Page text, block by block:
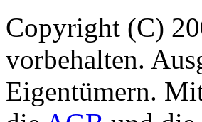
Copyright (C)
vorbehalten.
Eigentümern.